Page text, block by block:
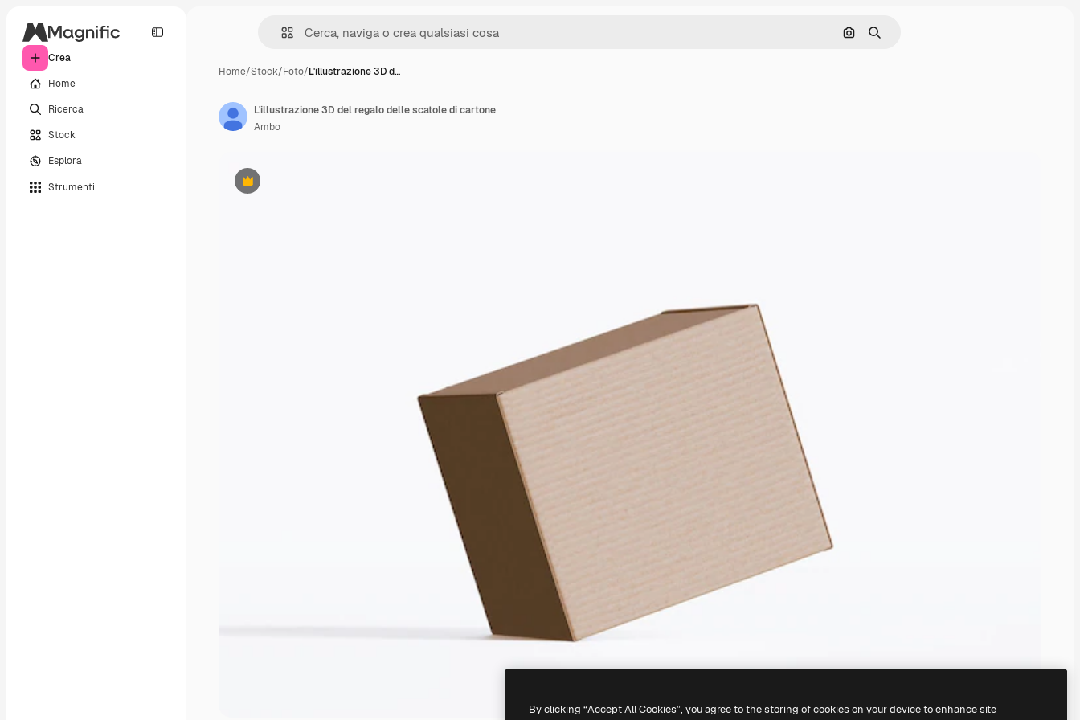
Crea
Home
Ricerca
Stock
Esplora
Strumenti
Cerca per immagine
Ricerca
Home/Stock/Foto/L'illustrazione 3D d…
Premium
L'illustrazione 3D del regalo delle scatole di cartone
Ambo
By clicking “Accept All Cookies”, you agree to the storing of cookies on your device to enhance site